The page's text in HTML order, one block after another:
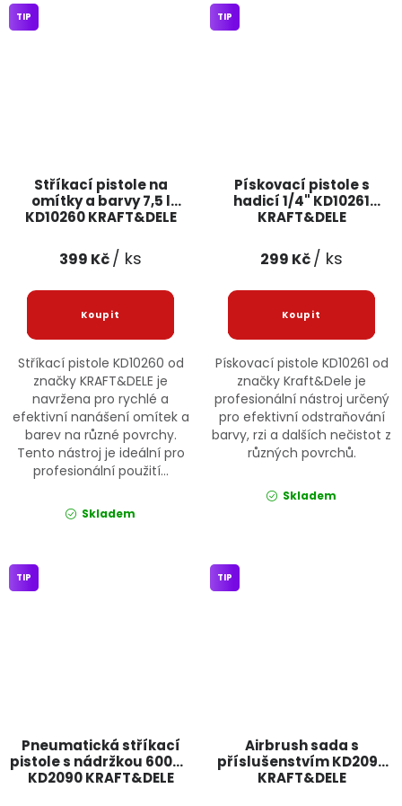
Stříkací pistole na
omítky a barvy 7,5 l
KD10260 KRAFT&DELE
TIP
399 Kč/ ks
Stříkací pistole KD10260 od
značky KRAFT&DELE je
navržena pro rychlé a
efektivní nanášení omítek a
barev na různé povrchy.
Tento nástroj je ideální pro
profesionální použití...
Skladem
Pískovací pistole s
hadicí 1/4" KD10261
KRAFT&DELE
TIP
299 Kč/ ks
Pískovací pistole KD10261 od
značky Kraft&Dele je
profesionální nástroj určený
pro efektivní odstraňování
barvy, rzi a dalších nečistot z
různých povrchů.
Skladem
Pneumatická stříkací
pistole s nádržkou 600ml
KD2090 KRAFT&DELE
TIP
Airbrush sada s
příslušenstvím KD2097
KRAFT&DELE
TIP